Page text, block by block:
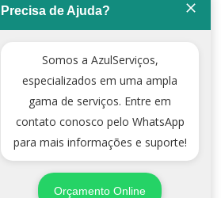
Precisa de Ajuda?
Somos a AzulServiços,
especializados em uma ampla
gama de serviços. Entre em
contato conosco pelo WhatsApp
para mais informações e suporte!
Orçamento Online